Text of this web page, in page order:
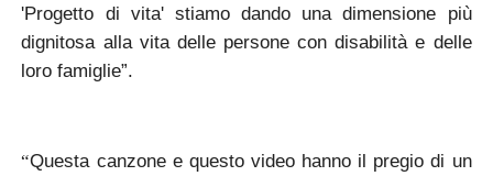
'Progetto di vita' stiamo dando una dimensione più
dignitosa alla vita delle persone con disabilità e delle
loro famiglie”.
“Questa canzone e questo video hanno il pregio di un